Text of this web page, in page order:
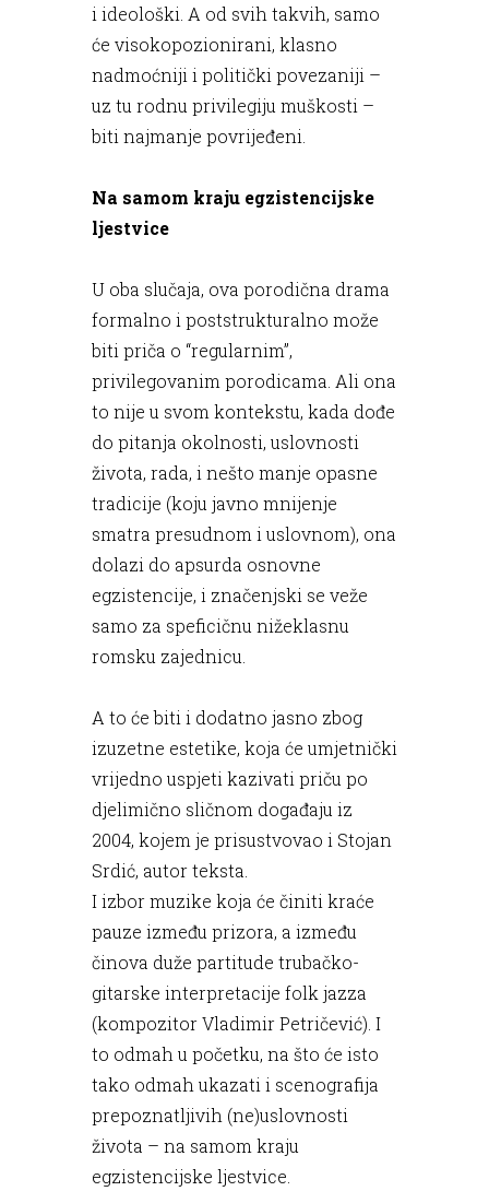
i ideološki. A od svih takvih, samo
će visokopozionirani, klasno
nadmoćniji i politički povezaniji –
uz tu rodnu privilegiju muškosti –
biti najmanje povrijeđeni.
Na samom kraju egzistencijske
ljestvice
U oba slučaja, ova porodična drama
formalno i poststrukturalno može
biti priča o “regularnim”,
privilegovanim porodicama. Ali ona
to nije u svom kontekstu, kada dođe
do pitanja okolnosti, uslovnosti
života, rada, i nešto manje opasne
tradicije (koju javno mnijenje
smatra presudnom i uslovnom), ona
dolazi do apsurda osnovne
egzistencije, i značenjski se veže
samo za speficičnu nižeklasnu
romsku zajednicu.
A to će biti i dodatno jasno zbog
izuzetne estetike, koja će umjetnički
vrijedno uspjeti kazivati priču po
djelimično sličnom događaju iz
2004, kojem je prisustvovao i Stojan
Srdić, autor teksta.
I izbor muzike koja će činiti kraće
pauze između prizora, a između
činova duže partitude trubačko-
gitarske interpretacije folk jazza
(kompozitor Vladimir Petričević). I
to odmah u početku, na što će isto
tako odmah ukazati i scenografija
prepoznatljivih (ne)uslovnosti
života – na samom kraju
egzistencijske ljestvice.